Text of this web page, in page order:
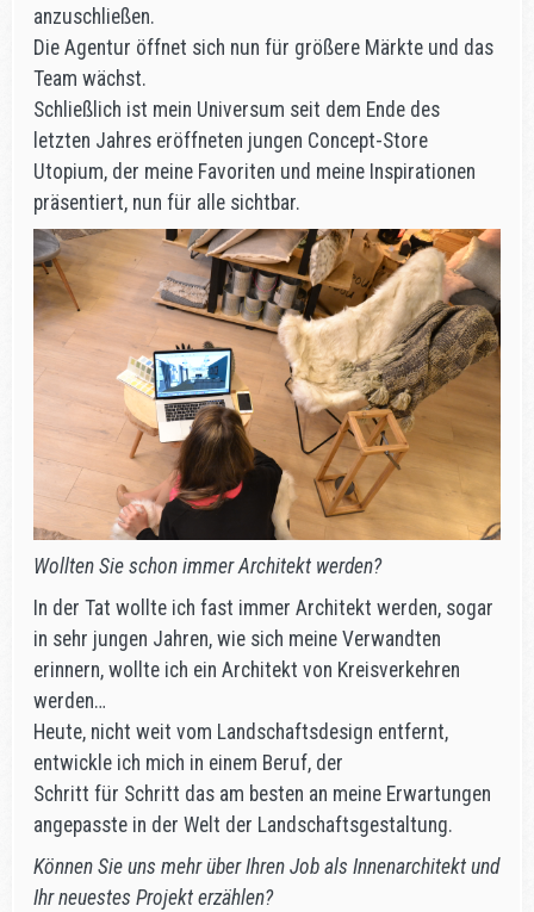
anzuschließen.
Die Agentur öffnet sich nun für größere Märkte und das
Team wächst.
Schließlich ist mein Universum seit dem Ende des
letzten Jahres eröffneten jungen Concept-Store
Utopium, der meine Favoriten und meine Inspirationen
präsentiert, nun für alle sichtbar.
Wollten Sie schon immer Architekt werden?
In der Tat wollte ich fast immer Architekt werden, sogar
in sehr jungen Jahren, wie sich meine Verwandten
erinnern, wollte ich ein Architekt von Kreisverkehren
werden…
Heute, nicht weit vom Landschaftsdesign entfernt,
entwickle ich mich in einem Beruf, der
Schritt für Schritt das am besten an meine Erwartungen
angepasste in der Welt der Landschaftsgestaltung.
Können Sie uns mehr über Ihren Job als Innenarchitekt und
Ihr neuestes Projekt erzählen?